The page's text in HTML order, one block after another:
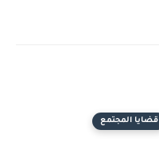
قضايا المجتمع